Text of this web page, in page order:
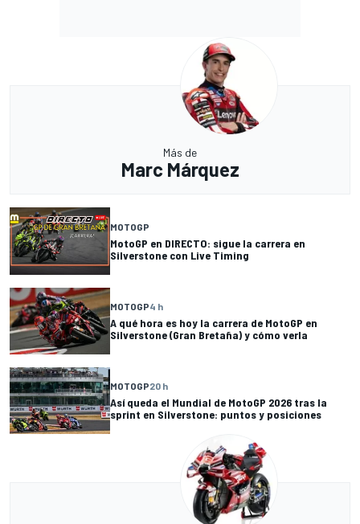
Más de
Marc Márquez
MOTOGP
MotoGP en DIRECTO: sigue la carrera en
Silverstone con Live Timing
MOTOGP4 h
A qué hora es hoy la carrera de MotoGP en
Silverstone (Gran Bretaña) y cómo verla
MOTOGP20 h
Así queda el Mundial de MotoGP 2026 tras la
sprint en Silverstone: puntos y posiciones